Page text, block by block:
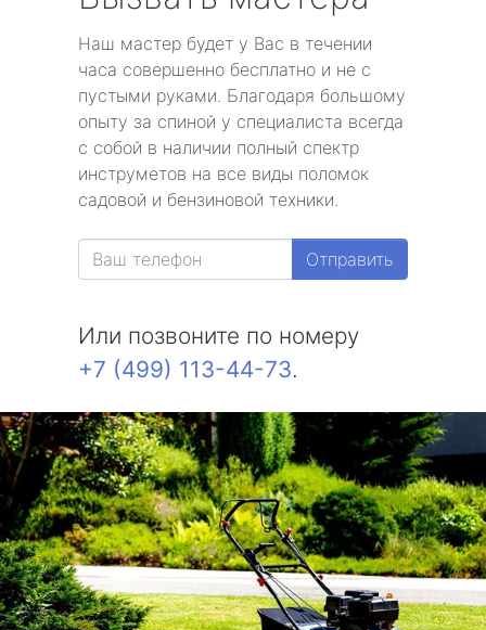
Наш мастер будет у Вас в течении
часа совершенно бесплатно и не с
пустыми руками. Благодаря большому
опыту за спиной у специалиста всегда
с собой в наличии полный спектр
инструметов на все виды поломок
садовой и бензиновой техники.
Отправить
Или позвоните по номеру
+7 (499) 113-44-73.